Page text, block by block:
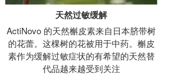
天然过敏缓解
ActiNovo 的天然槲皮素来自日本脐带树
的花蕾。这棵树的花被用于中药。槲皮
素作为缓解过敏症状的有希望的天然替
代品越来越受到关注